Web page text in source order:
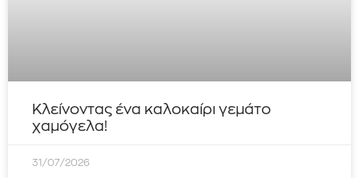
Κλείνοντας ένα καλοκαίρι γεμάτο
χαμόγελα!
31/07/2026